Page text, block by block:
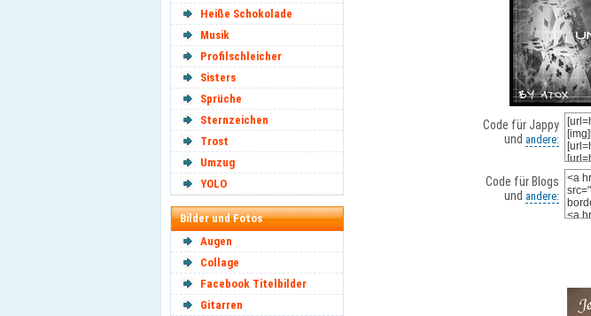
Heiße Schokolade
Musik
Profilschleicher
Sisters
Sprüche
Sternzeichen
Trost
Umzug
YOLO
Bilder und Fotos
Augen
Collage
Facebook Titelbilder
Gitarren
Code für Jappy
und andere:
Code für Blogs
und andere: